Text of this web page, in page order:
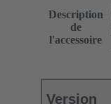
Description
de
l'accessoire
Version